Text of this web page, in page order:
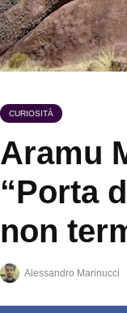
CURIOSITÀ
Aramu
“Porta
non
Alessandro Marinucci